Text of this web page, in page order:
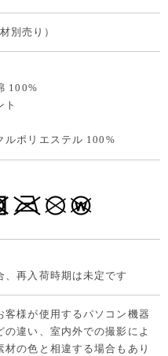
別売り）
100%
ト
ルポリエステル 100%
再入荷時期は未定です
客様が使用するパソコン機器
の違い、室内外での撮影によ
材の色と相違する場合もあり